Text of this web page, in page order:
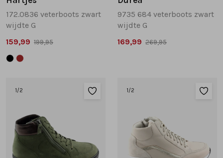
172.0836 veterboots zwart
wijdte G
159,99 199,95
9735 684 veterboots zwart
wijdte G
169,99 269,95
1 /2 1 /2